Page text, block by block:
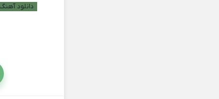
دانلود